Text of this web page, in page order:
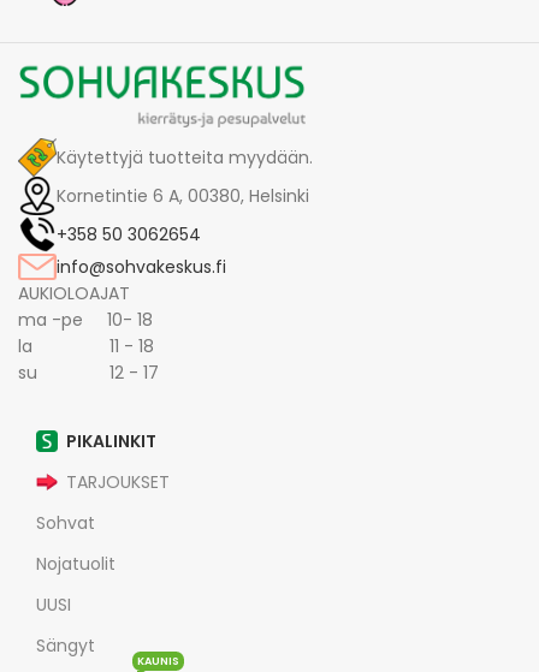
Käytettyjä tuotteita myydään.
Kornetintie 6 A, 00380, Helsinki
+358 50 3062654
info@sohvakeskus.fi
AUKIOLOAJAT
ma -pe 10- 18
la 11 - 18
su 12 - 17
PIKALINKIT
TARJOUKSET
Sohvat
Nojatuolit
UUSI
Sängyt
KAUNIS